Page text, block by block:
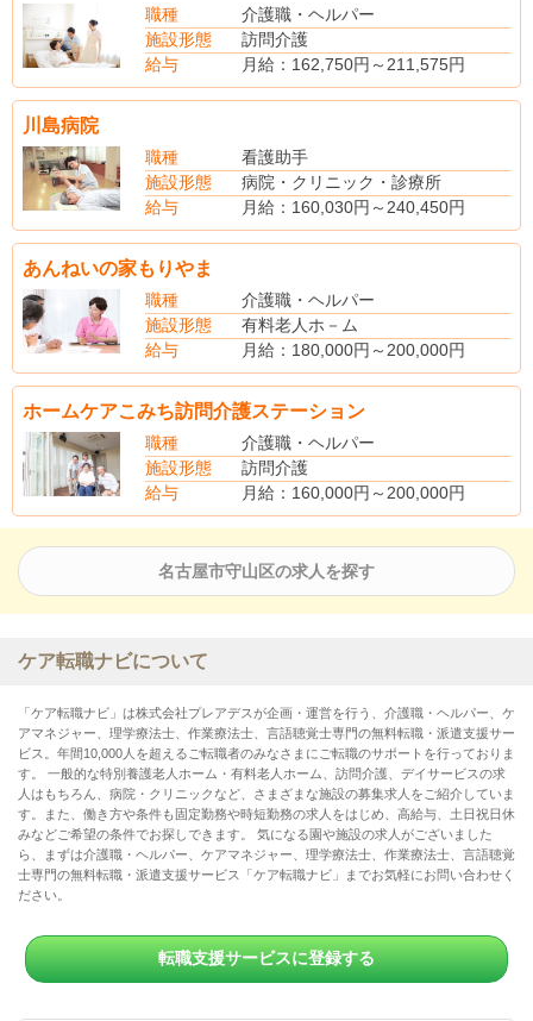
処遇改善手当8,000円～8,000円
調整手当10,000円～27,000円
賞与年2回（昨年度実績4.00月分）
職種
介護職・ヘルパー
施設形態
訪問介護
給与
月給：162,750円～211,575円
川島病院
職種
看護助手
施設形態
病院・クリニック・診療所
給与
月給：160,030円～240,450円
（別途手当）
あんねいの家もりやま
職種
介護職・ヘルパー
施設形態
有料老人ホ－ム
給与
月給：180,000円～200,000円
※資格・経験・年齢・能力などを考慮の上、決定します。
(別途手当)
深夜手当
夜勤手当
賞与あり(年2回)
ホームケアこみち訪問介護ステーション
職種
介護職・ヘルパー
施設形態
訪問介護
給与
月給：160,000円～200,000円
(手当内訳)
処遇改善手当 2,000円～25,000円
名古屋市守山区の求人を探す
ケア転職ナビについて
「ケア転職ナビ」は株式会社プレアデスが企画・運営を行う、介護職・ヘルパー、ケ
アマネジャー、理学療法士、作業療法士、言語聴覚士専門の無料転職・派遣支援サー
ビス。年間10,000人を超えるご転職者のみなさまにご転職のサポートを行っておりま
す。 一般的な特別養護老人ホーム・有料老人ホーム、訪問介護、デイサービスの求
人はもちろん、病院・クリニックなど、さまざまな施設の募集求人をご紹介していま
す。また、働き方や条件も固定勤務や時短勤務の求人をはじめ、高給与、土日祝日休
みなどご希望の条件でお探しできます。 気になる園や施設の求人がございました
ら、まずは介護職・ヘルパー、ケアマネジャー、理学療法士、作業療法士、言語聴覚
士専門の無料転職・派遣支援サービス「ケア転職ナビ」までお気軽にお問い合わせく
ださい。
転職支援サービスに登録する